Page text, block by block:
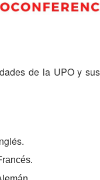
de la UPO y sus